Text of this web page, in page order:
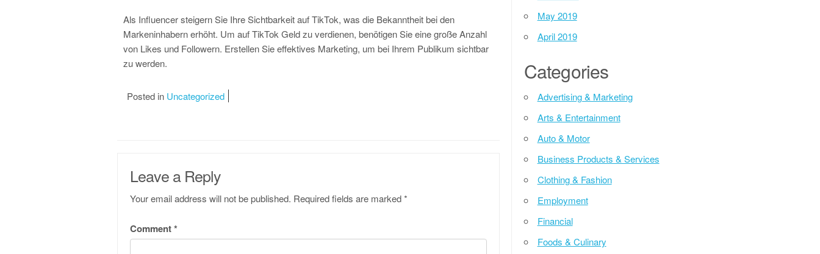
Als Influencer steigern Sie Ihre Sichtbarkeit auf TikTok, was die Bekanntheit bei den
Markeninhabern erhöht. Um auf TikTok Geld zu verdienen, benötigen Sie eine große Anzahl
von Likes und Followern. Erstellen Sie effektives Marketing, um bei Ihrem Publikum sichtbar
zu werden.
Posted in Uncategorized
Leave a Reply
Your email address will not be published. Required fields are marked*
Comment*
May 2019
April 2019
Categories
Advertising & Marketing
Arts & Entertainment
Auto & Motor
Business Products & Services
Clothing & Fashion
Employment
Financial
Foods & Culinary